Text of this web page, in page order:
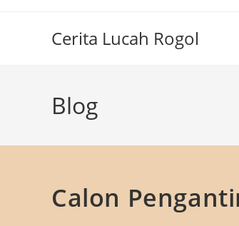
Cerita Lucah Rogol
Blog
Calon